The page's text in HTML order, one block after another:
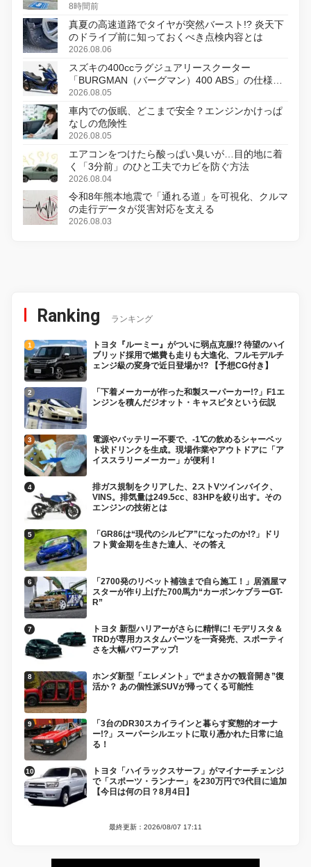
8時間前
真夏の高速道路でタイヤが突然バースト!? 炎天下
のドライブ前に知っておくべき点検内容とは
2026.08.06
スズキの400ccラグジュアリースクーター
「BURGMAN（バーグマン）400 ABS」の仕様を
変更し、8月18日に発売
2026.08.05
車内での仮眠、どこまで安全？エンジンかけっぱ
なしの危険性
2026.08.05
エアコンをつけたら酸っぱい臭いが…目的地に着
く「3分前」のひと工夫でカビを防ぐ方法
2026.08.04
令和8年熊本地震で「通れる道」を可視化、クルマ
の走行データが災害対応を支える
2026.08.03
Ranking ランキング
トヨタ『ルーミー』がついに弱点克服!? 待望のハイ
ブリッド採用で燃費も走りも大進化、フルモデルチ
ェンジ級の変身で近日登場か!? 【予想CG付き】
「下着メーカーが作った和製スーパーカー!?」F1エ
ンジンを積んだジオット・キャスピタという伝説
電源やバッテリー不要で、-1℃の飲めるシャーベッ
ト状ドリンクを生成。現場作業やアウトドアに「ア
イススラリーメーカー」が便利！
排ガス規制をクリアした、2ストVツインバイク、
VINS。排気量は249.5cc、83HPを絞り出す。その
エンジンの技術とは
「GR86は“現代のシルビア”になったのか!?」ドリ
フト黄金期を生きた達人、その答え
「2700発のリベット補強まで自ら施工！」居酒屋マ
スターが作り上げた700馬力“カーボンケブラーGT-
R”
トヨタ 新型ハリアーがさらに精悍に! モデリスタ＆
TRDが専用カスタムパーツを一斉発売、スポーティ
さを大幅パワーアップ!
ホンダ新型「エレメント」で“まさかの観音開き”復
活か？ あの個性派SUVが帰ってくる可能性
「3台のDR30スカイラインと暮らす変態的オーナ
ー!?」スーパーシルエットに取り憑かれた日常に迫
る！
トヨタ「ハイラックスサーフ」がマイナーチェンジ
で「スポーツ・ランナー」を230万円で3代目に追加
【今日は何の日？8月4日】
最終更新：2026/08/07 17:11